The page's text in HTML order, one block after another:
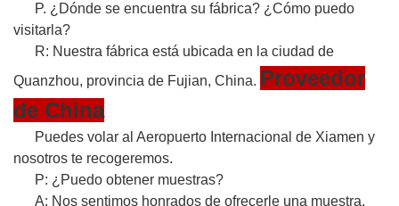
P. ¿Dónde se encuentra su fábrica? ¿Cómo puedo
visitarla?
R: Nuestra fábrica está ubicada en la ciudad de
Quanzhou, provincia de Fujian, China. Proveedor
de China
Puedes volar al Aeropuerto Internacional de Xiamen y
nosotros te recogeremos.
P: ¿Puedo obtener muestras?
A: Nos sentimos honrados de ofrecerle una muestra.